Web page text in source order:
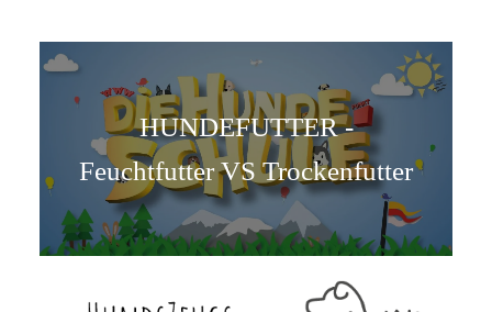
HUNDEFUTTER -
Feuchtfutter VS Trockenfutter